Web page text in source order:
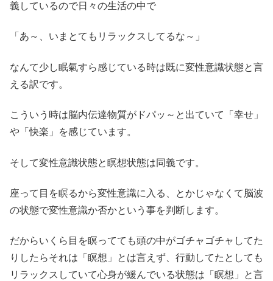
義しているので日々の生活の中で
「あ～、いまとてもリラックスしてるな～」
なんて少し眠氣すら感じている時は既に変性意識状態と言
える訳です。
こういう時は脳内伝達物質がドパッ～と出ていて「幸せ」
や「快楽」を感じています。
そして変性意識状態と瞑想状態は同義です。
座って目を瞑るから変性意識に入る、とかじゃなくて脳波
の状態で変性意識か否かという事を判断します。
だからいくら目を瞑ってても頭の中がゴチャゴチャしてた
りしたらそれは「瞑想」とは言えず、行動してたとしても
リラックスしていて心身が緩んでいる状態は「瞑想」と言